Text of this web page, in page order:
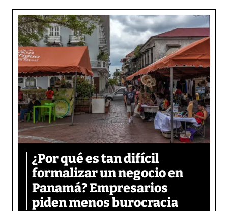
¿Por qué es tan difícil
formalizar un negocio en
Panamá? Empresarios
piden menos burocracia